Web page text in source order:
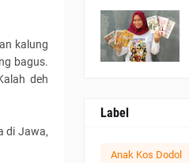
kalung
bagus.
deh
di Jawa,
Label
Anak Kos Dodol